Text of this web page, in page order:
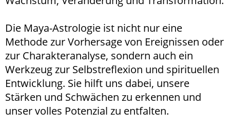
Die Maya-Astrologie ist nicht nur eine
Methode zur Vorhersage von Ereignissen oder
zur Charakteranalyse, sondern auch ein
Werkzeug zur Selbstreflexion und spirituellen
Entwicklung. Sie hilft uns dabei, unsere
Stärken und Schwächen zu erkennen und
unser volles Potenzial zu entfalten.